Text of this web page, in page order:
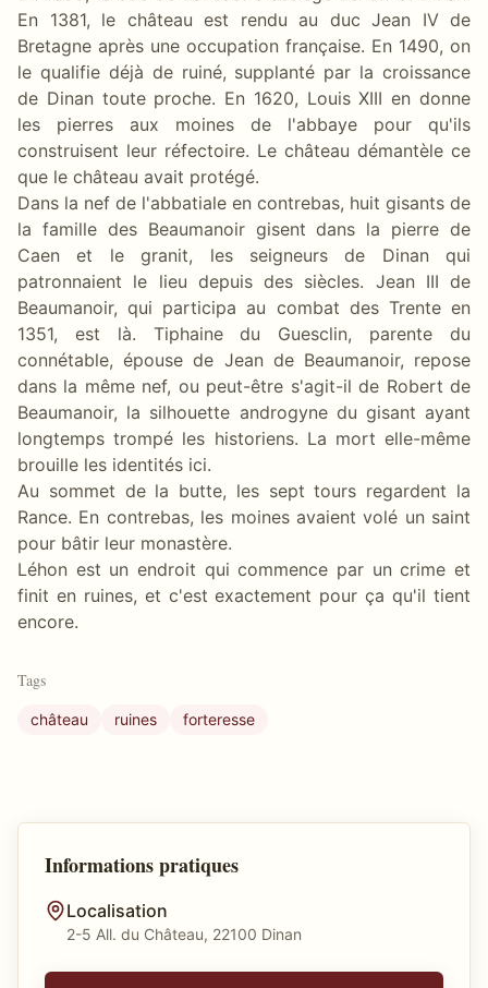
En 1381, le château est rendu au duc Jean IV de
Bretagne après une occupation française. En 1490, on
le qualifie déjà de ruiné, supplanté par la croissance
de Dinan toute proche. En 1620, Louis XIII en donne
les pierres aux moines de l'abbaye pour qu'ils
construisent leur réfectoire. Le château démantèle ce
que le château avait protégé.
Dans la nef de l'abbatiale en contrebas, huit gisants de
la famille des Beaumanoir gisent dans la pierre de
Caen et le granit, les seigneurs de Dinan qui
patronnaient le lieu depuis des siècles. Jean III de
Beaumanoir, qui participa au combat des Trente en
1351, est là. Tiphaine du Guesclin, parente du
connétable, épouse de Jean de Beaumanoir, repose
dans la même nef, ou peut-être s'agit-il de Robert de
Beaumanoir, la silhouette androgyne du gisant ayant
longtemps trompé les historiens. La mort elle-même
brouille les identités ici.
Au sommet de la butte, les sept tours regardent la
Rance. En contrebas, les moines avaient volé un saint
pour bâtir leur monastère.
Léhon est un endroit qui commence par un crime et
finit en ruines, et c'est exactement pour ça qu'il tient
encore.
Tags
château ruines forteresse
Informations pratiques
Localisation
2-5 All. du Château, 22100 Dinan